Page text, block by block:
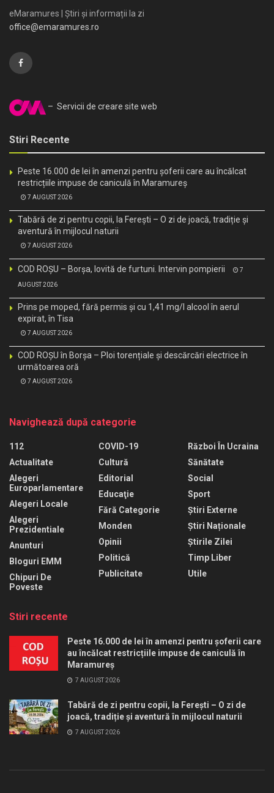
eMaramures | Știri și informații la zi
office@emaramures.ro
– Servicii de creare site web
Stiri Recente
Peste 16.000 de lei în amenzi pentru șoferii care au încălcat
restricțiile impuse de caniculă în Maramureș
7 AUGUST 2026
Tabără de zi pentru copii, la Ferești – O zi de joacă, tradiție și
aventură în mijlocul naturii
7 AUGUST 2026
COD ROȘU – Borșa, lovită de furtuni. Intervin pompierii 7
AUGUST 2026
Prins pe moped, fără permis și cu 1,41 mg/l alcool în aerul
expirat, în Tisa
7 AUGUST 2026
COD ROȘU în Borșa – Ploi torențiale și descărcări electrice în
următoarea oră
7 AUGUST 2026
Navighează după categorie
112
Actualitate
Alegeri
Europarlamentare
Alegeri Locale
Alegeri
Prezidentiale
Anunturi
Bloguri EMM
Chipuri De
Poveste
COVID-19
Cultură
Editorial
Educaţie
Fără Categorie
Monden
Opinii
Politică
Publicitate
Război În Ucraina
Sănătate
Social
Sport
Știri Externe
Știri Naționale
Știrile Zilei
Timp Liber
Utile
Stiri recente
Peste 16.000 de lei în amenzi pentru șoferii care
au încălcat restricțiile impuse de caniculă în
Maramureș
7 AUGUST 2026
Tabără de zi pentru copii, la Ferești – O zi de
joacă, tradiție și aventură în mijlocul naturii
7 AUGUST 2026